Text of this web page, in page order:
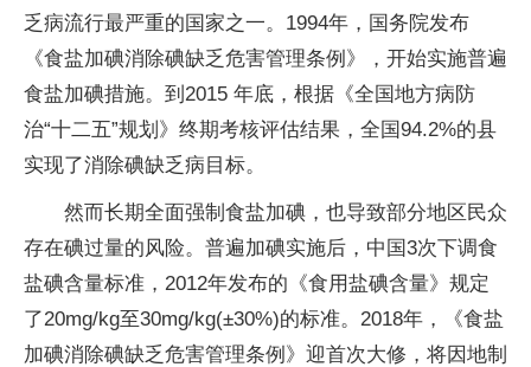
乏病流行最严重的国家之一。1994年，国务院发布
《食盐加碘消除碘缺乏危害管理条例》，开始实施普遍
食盐加碘措施。到2015 年底，根据《全国地方病防
治“十二五”规划》终期考核评估结果，全国94.2%的县
实现了消除碘缺乏病目标。
然而长期全面强制食盐加碘，也导致部分地区民众
存在碘过量的风险。普遍加碘实施后，中国3次下调食
盐碘含量标准，2012年发布的《食用盐碘含量》规定
了20mg/kg至30mg/kg(±30%)的标准。2018年，《食盐
加碘消除碘缺乏危害管理条例》迎首次大修，将因地制